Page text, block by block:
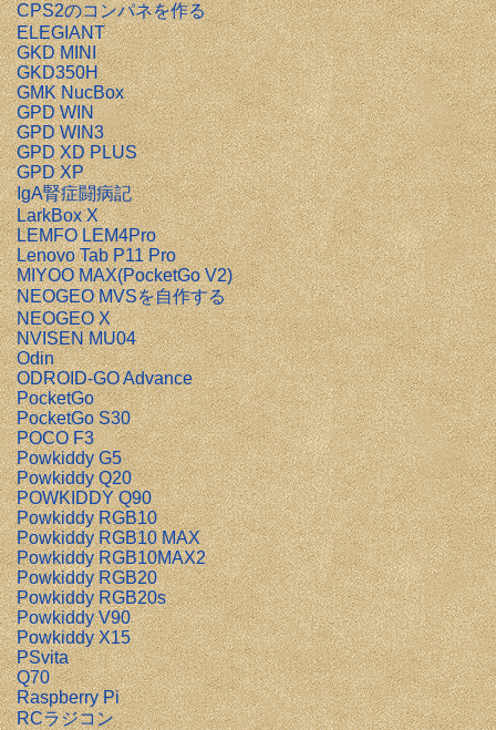
CPS2のコンパネを作る
ELEGIANT
GKD MINI
GKD350H
GMK NucBox
GPD WIN
GPD WIN3
GPD XD PLUS
GPD XP
IgA腎症闘病記
LarkBox X
LEMFO LEM4Pro
Lenovo Tab P11 Pro
MIYOO MAX(PocketGo V2)
NEOGEO MVSを自作する
NEOGEO X
NVISEN MU04
Odin
ODROID-GO Advance
PocketGo
PocketGo S30
POCO F3
Powkiddy G5
Powkiddy Q20
POWKIDDY Q90
Powkiddy RGB10
Powkiddy RGB10 MAX
Powkiddy RGB10MAX2
Powkiddy RGB20
Powkiddy RGB20s
Powkiddy V90
Powkiddy X15
PSvita
Q70
Raspberry Pi
RCラジコン